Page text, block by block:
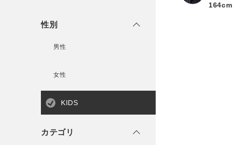
性別
男性
女性
KIDS
カテゴリ
164cm